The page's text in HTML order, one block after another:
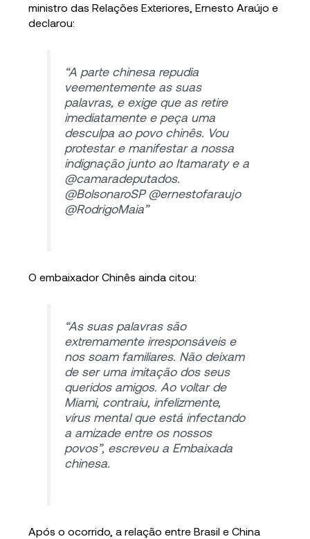
ministro das Relações Exteriores, Ernesto Araújo e
declarou:
“A parte chinesa repudia
veementemente as suas
palavras, e exige que as retire
imediatamente e peça uma
desculpa ao povo chinês. Vou
protestar e manifestar a nossa
indignação junto ao Itamaraty e a
@camaradeputados.
@BolsonaroSP @ernestofaraujo
@RodrigoMaia”
O embaixador Chinês ainda citou:
“As suas palavras são
extremamente irresponsáveis e
nos soam familiares. Não deixam
de ser uma imitação dos seus
queridos amigos. Ao voltar de
Miami, contraiu, infelizmente,
vírus mental que está infectando
a amizade entre os nossos
povos”, escreveu a Embaixada
chinesa.
Após o ocorrido, a relação entre Brasil e China